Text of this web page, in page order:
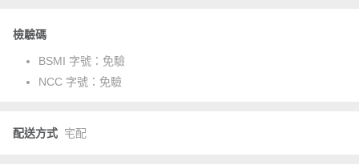
檢驗碼
BSMI 字號： 免驗
NCC 字號： 免驗
配送方式 宅配